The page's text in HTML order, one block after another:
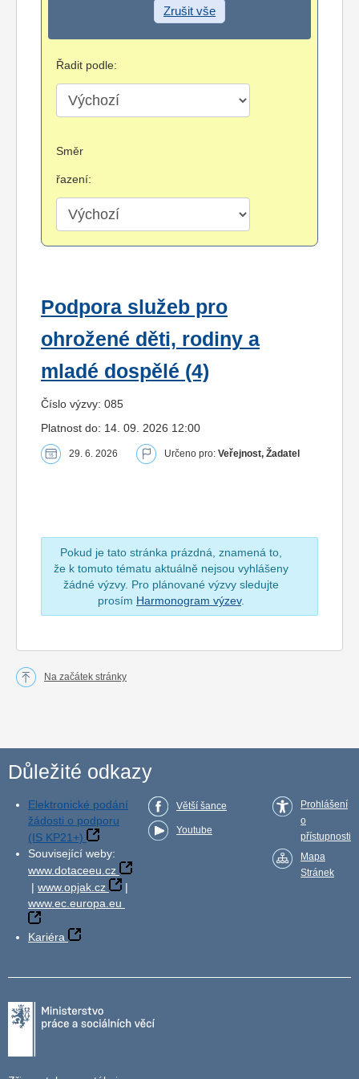
Zrušit vše
Řadit podle:
Směr
řazení:
Podpora služeb pro
ohrožené děti, rodiny a
mladé dospělé (4)
Číslo výzvy: 085
Platnost do: 14. 09. 2026 12:00
29. 6. 2026 Určeno pro: Veřejnost, Žadatel
Pokud je tato stránka prázdná, znamená to,
že k tomuto tématu aktuálně nejsou vyhlášeny
žádné výzvy. Pro plánované výzvy sledujte
prosím Harmonogram výzev.
Na začátek stránky
Důležité odkazy
Elektronické podání
žádosti o podporu
(IS KP21+)
Související weby:
www.dotaceeu.cz
| www.opjak.cz
|
www.ec.europa.eu
Kariéra
Větší šance
Youtube
Prohlášení
o
přístupnosti
Mapa
Stránek